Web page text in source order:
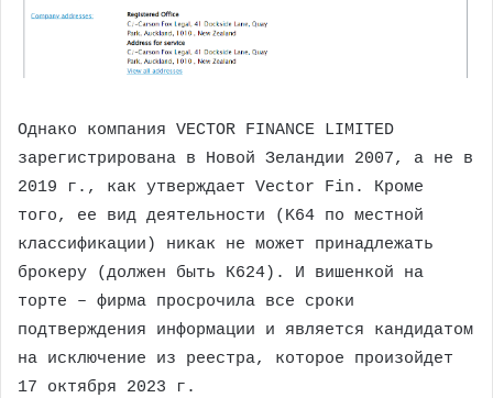
Однако компания VECTOR FINANCE LIMITED
зарегистрирована в Новой Зеландии 2007, а не в
2019 г., как утверждает Vector Fin. Кроме
того, ее вид деятельности (K64 по местной
классификации) никак не может принадлежать
брокеру (должен быть К624). И вишенкой на
торте – фирма просрочила все сроки
подтверждения информации и является кандидатом
на исключение из реестра, которое произойдет
17 октября 2023 г.